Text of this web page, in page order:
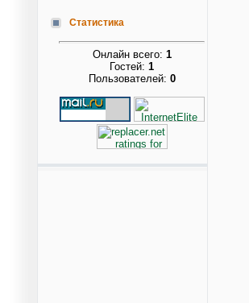
Статистика
Онлайн всего: 1
Гостей: 1
Пользователей: 0